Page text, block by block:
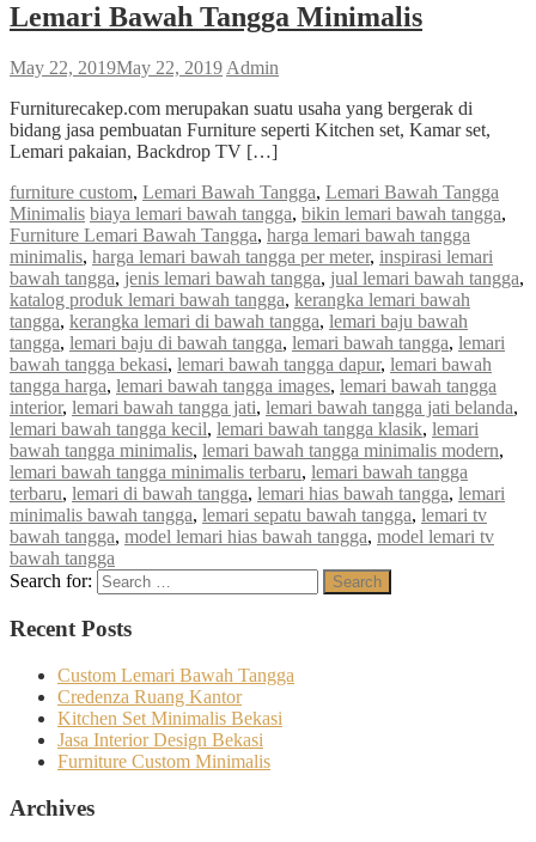
Lemari Bawah Tangga Minimalis
May 22, 2019May 22, 2019 Admin
Furniturecakep.com merupakan suatu usaha yang bergerak di
bidang jasa pembuatan Furniture seperti Kitchen set, Kamar set,
Lemari pakaian, Backdrop TV […]
furniture custom, Lemari Bawah Tangga, Lemari Bawah Tangga
Minimalis biaya lemari bawah tangga, bikin lemari bawah tangga,
Furniture Lemari Bawah Tangga, harga lemari bawah tangga
minimalis, harga lemari bawah tangga per meter, inspirasi lemari
bawah tangga, jenis lemari bawah tangga, jual lemari bawah tangga,
katalog produk lemari bawah tangga, kerangka lemari bawah
tangga, kerangka lemari di bawah tangga, lemari baju bawah
tangga, lemari baju di bawah tangga, lemari bawah tangga, lemari
bawah tangga bekasi, lemari bawah tangga dapur, lemari bawah
tangga harga, lemari bawah tangga images, lemari bawah tangga
interior, lemari bawah tangga jati, lemari bawah tangga jati belanda,
lemari bawah tangga kecil, lemari bawah tangga klasik, lemari
bawah tangga minimalis, lemari bawah tangga minimalis modern,
lemari bawah tangga minimalis terbaru, lemari bawah tangga
terbaru, lemari di bawah tangga, lemari hias bawah tangga, lemari
minimalis bawah tangga, lemari sepatu bawah tangga, lemari tv
bawah tangga, model lemari hias bawah tangga, model lemari tv
bawah tangga
Search for:
Search
Recent Posts
Custom Lemari Bawah Tangga
Credenza Ruang Kantor
Kitchen Set Minimalis Bekasi
Jasa Interior Design Bekasi
Furniture Custom Minimalis
Archives